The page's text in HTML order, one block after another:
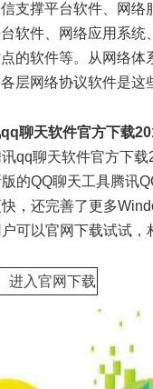
支撑平台软件、网络
软件、网络应用系统
的软件等。从网络体
层网络协议软件是这
聊天软件官方下载
qq聊天软件官方下
的QQ聊天工具腾讯
，还完善了更多
可以官网下载试试，
进入官网下载